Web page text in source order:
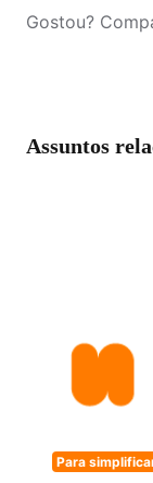
Gostou?
Assuntos
Para